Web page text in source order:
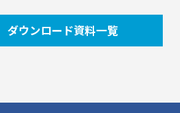
ダウンロード資料一覧